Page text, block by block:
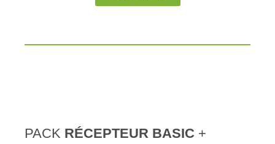
PACK RÉCEPTEUR BASIC +